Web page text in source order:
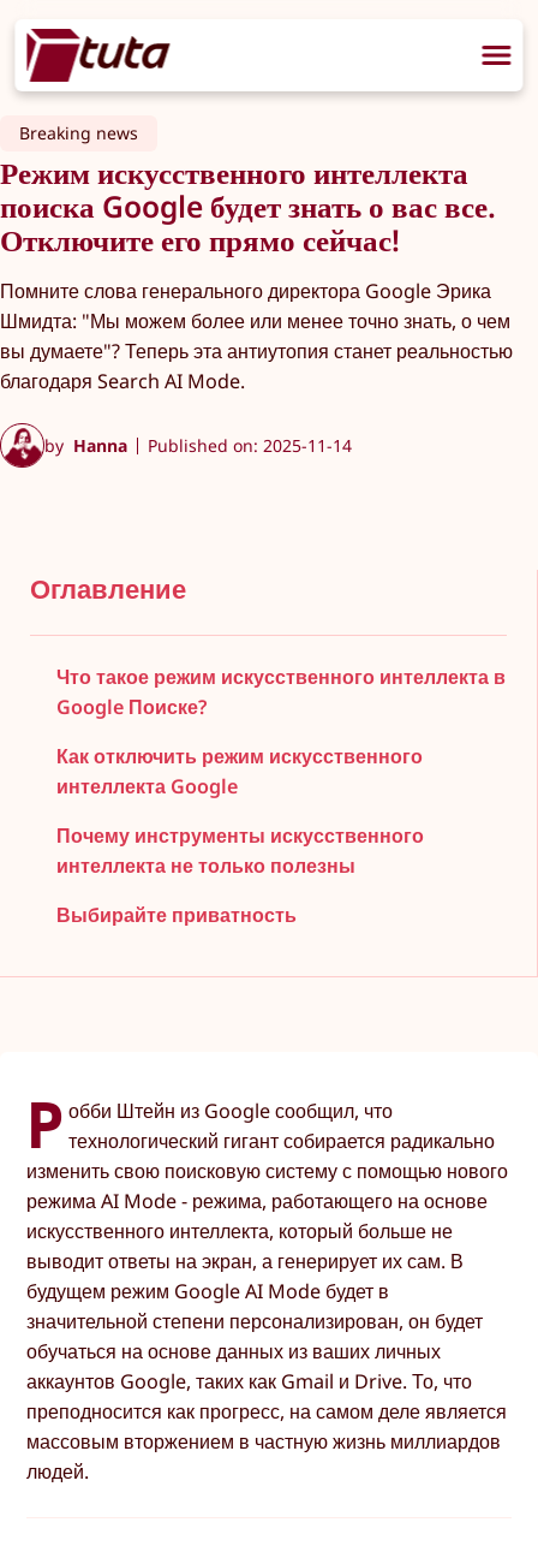
Breaking news
Режим искусственного интеллекта
поиска Google будет знать о вас все.
Отключите его прямо сейчас!
Помните слова генерального директора Google Эрика
Шмидта: "Мы можем более или менее точно знать, о чем
вы думаете"? Теперь эта антиутопия станет реальностью
благодаря Search AI Mode.
by Hanna Published on: 2025-11-14
Оглавление
Что такое режим искусственного интеллекта в
Google Поиске?
Как отключить режим искусственного
интеллекта Google
Почему инструменты искусственного
интеллекта не только полезны
Выбирайте приватность
Р обби Штейн из Google сообщил, что
технологический гигант собирается радикально
изменить свою поисковую систему с помощью нового
режима AI Mode - режима, работающего на основе
искусственного интеллекта, который больше не
выводит ответы на экран, а генерирует их сам. В
будущем режим Google AI Mode будет в
значительной степени персонализирован, он будет
обучаться на основе данных из ваших личных
аккаунтов Google, таких как Gmail и Drive. То, что
преподносится как прогресс, на самом деле является
массовым вторжением в частную жизнь миллиардов
людей.